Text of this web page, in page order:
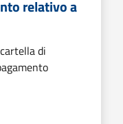
relativo a
di